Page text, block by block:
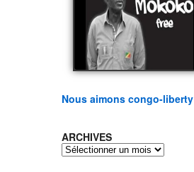
présidentielle du peuple
congolais
watch video
Nous aimons congo-liberty
ARCHIVES
ARCHIVES